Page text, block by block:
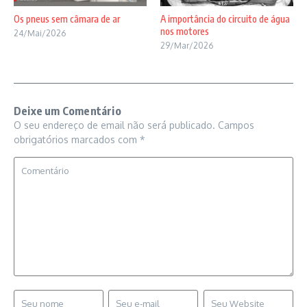
Os pneus sem câmara de ar
24/Mai/2026
A importância do circuito de água
nos motores
29/Mar/2026
Deixe um Comentário
O seu endereço de email não será publicado. Campos
obrigatórios marcados com *